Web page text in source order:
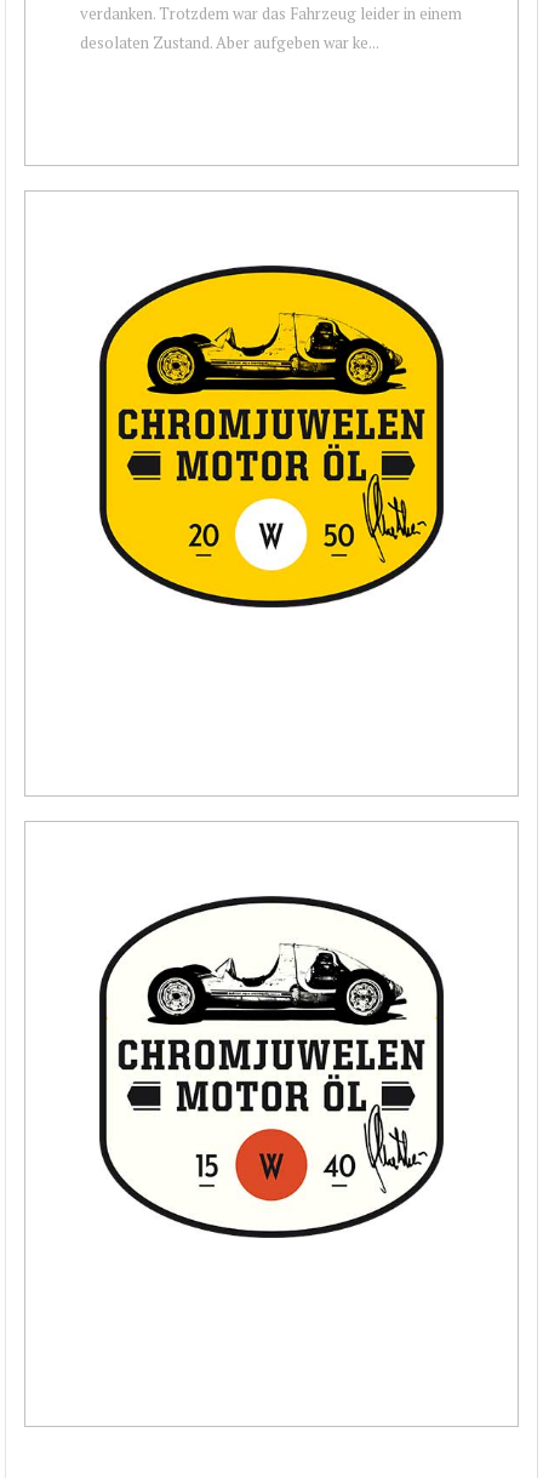
verdanken. Trotzdem war das Fahrzeug leider in einem
desolaten Zustand. Aber aufgeben war ke...